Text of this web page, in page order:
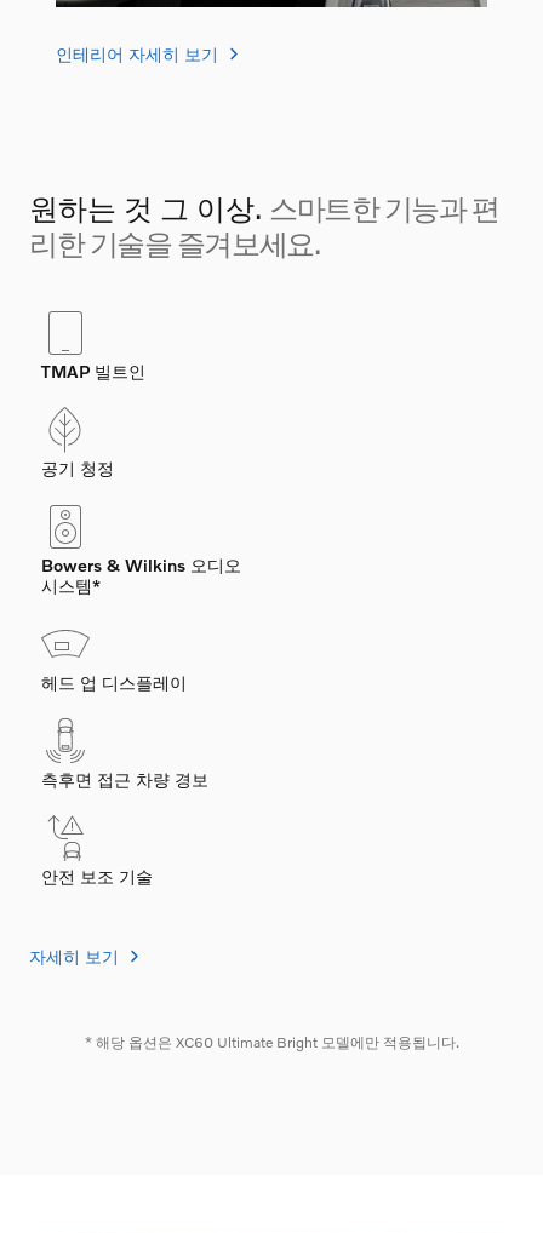
인테리어 자세히 보기
원하는 것 그 이상. 스마트한 기능과 편
리한 기술을 즐겨보세요.
자세히 보기
TMAP 빌트인
공기 청정
Bowers & Wilkins 오디오
시스템*
헤드 업 디스플레이
측후면 접근 차량 경보
안전 보조 기술
* 해당 옵션은 XC60 Ultimate Bright 모델에만 적용됩니다.